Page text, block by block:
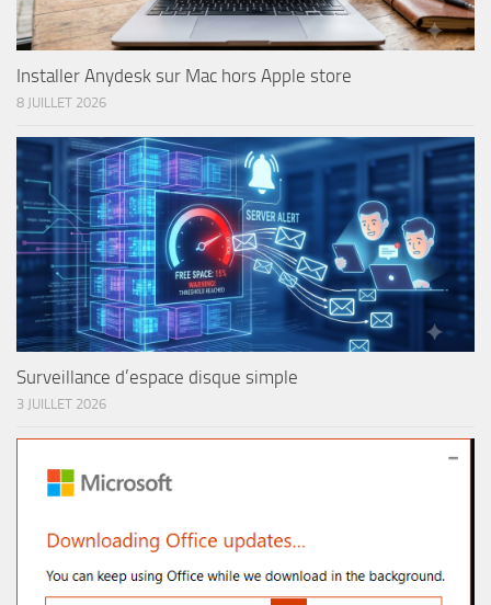
Installer Anydesk sur Mac hors Apple store
8 JUILLET 2026
Surveillance d’espace disque simple
3 JUILLET 2026